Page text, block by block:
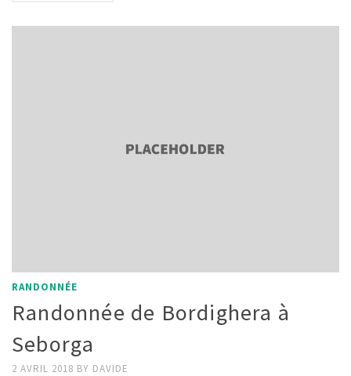
RANDONNÉE
Randonnée de Bordighera à
Seborga
2 AVRIL 2018 BY DAVIDE